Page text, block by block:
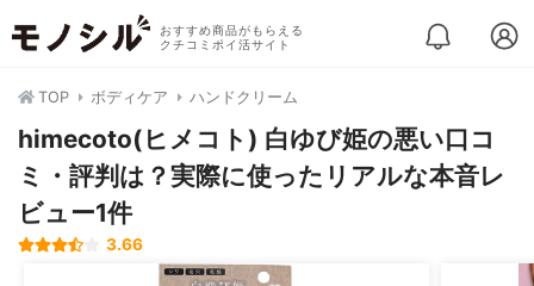
おすすめ商品がもらえる
クチコミポイ活サイト
TOP ボディケア ハンドクリーム
himecoto(ヒメコト) 白ゆび姫の悪い口コ
ミ・評判は？実際に使ったリアルな本音レ
ビュー1件
3.66